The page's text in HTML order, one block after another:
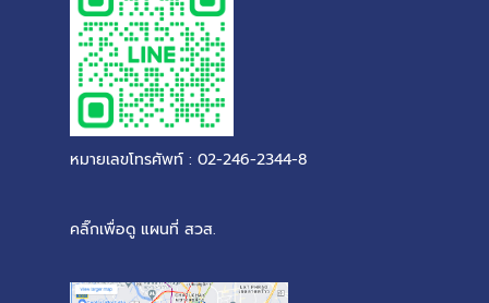
หมายเลขโทรศัพท์ : 02-246-2344-8
คลิ๊กเพื่อดู แผนที่ สวส.